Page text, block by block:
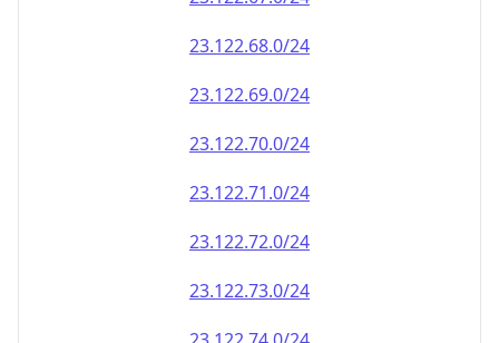
23.122.69.0/24
23.122.70.0/24
23.122.71.0/24
23.122.72.0/24
23.122.73.0/24
23.122.74.0/24
23.122.75.0/24